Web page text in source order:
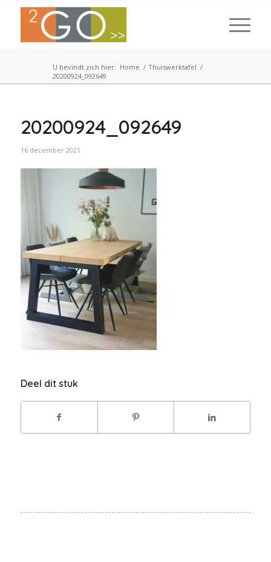
U bevindt zich hier: Home / Thuiswerktafel /
20200924_092649
20200924_092649
16 december 2021
Deel dit stuk